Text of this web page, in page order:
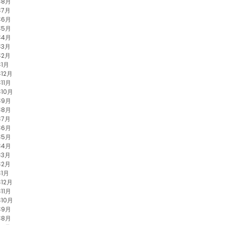
月
月
月
月
月
月
月
月
月
月
月
月
月
月
月
月
月
月
月
月
月
月
月
月